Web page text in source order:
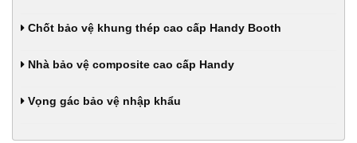
Chốt bảo vệ khung thép cao cấp Handy Booth
Nhà bảo vệ composite cao cấp Handy
Vọng gác bảo vệ nhập khẩu